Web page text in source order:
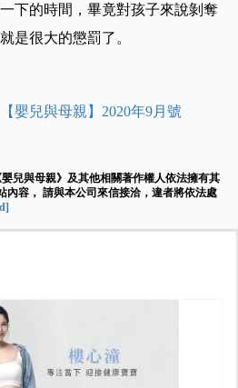
下的時間，畢竟對孩子來說剝奪
是很大的懲罰了。
【嬰兒與母親】2020年9月號
兒與母親》及其他相關著作權人依法擁有其
內容， 請與本公司來信接洽，違者將依法處